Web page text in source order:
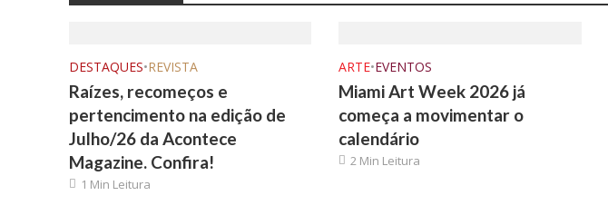
DESTAQUES•REVISTA
Raízes, recomeços e
pertencimento na edição de
Julho/26 da Acontece
Magazine. Confira!
1 Min Leitura
ARTE•EVENTOS
Miami Art Week 2026 já
começa a movimentar o
calendário
2 Min Leitura